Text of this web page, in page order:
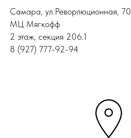
Самара, ул.Реворлюционная, 70
МЦ Мягкофф
2 этаж, секция 206.1
8 (927) 777-92-94